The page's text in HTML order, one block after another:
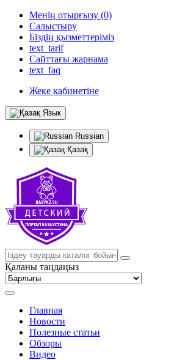
Менің отырғызу (0)
Салыстыру
Біздің қызметтеріміз
text_tarif
Сайттағы жарнама
text_faq
Жеке кабинетіне
Язык
Russian
Қазақ
Қаланы таңдаңыз
Главная
Новости
Полезные статьи
Обзоры
Видео